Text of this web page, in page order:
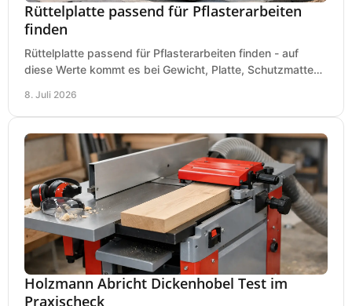
Rüttelplatte passend für Pflasterarbeiten
finden
Rüttelplatte passend für Pflasterarbeiten finden - auf
diese Werte kommt es bei Gewicht, Platte, Schutzmatte
8. Juli 2026
Holzmann Abricht Dickenhobel Test im
Praxischeck